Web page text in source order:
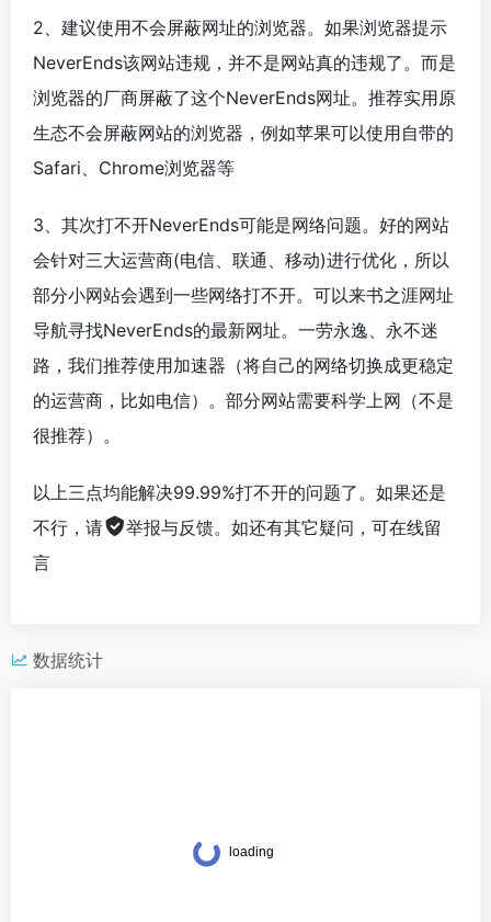
2、建议使用不会屏蔽网址的浏览器。如果浏览器提示
NeverEnds该网站违规，并不是网站真的违规了。而是
浏览器的厂商屏蔽了这个NeverEnds网址。推荐实用原
生态不会屏蔽网站的浏览器，例如苹果可以使用自带的
Safari、Chrome浏览器等
3、其次打不开NeverEnds可能是网络问题。好的网站
会针对三大运营商(电信、联通、移动)进行优化，所以
部分小网站会遇到一些网络打不开。可以来书之涯网址
导航寻找NeverEnds的最新网址。一劳永逸、永不迷
路，我们推荐使用加速器（将自己的网络切换成更稳定
的运营商，比如电信）。部分网站需要科学上网（不是
很推荐）。
以上三点均能解决99.99%打不开的问题了。如果还是
不行，请
举报与反馈。如还有其它疑问，可在线留
言
数据统计